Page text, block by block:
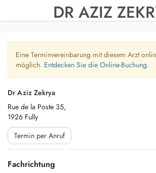
DR AZIZ
Eine Terminvereinbarung mit diesem Arzt
möglich. Entdecken Sie die Online-Buchung.
Dr Aziz Zekrya
Rue de la Poste 35,
1926 Fully
Termin per Anruf
Fachrichtung